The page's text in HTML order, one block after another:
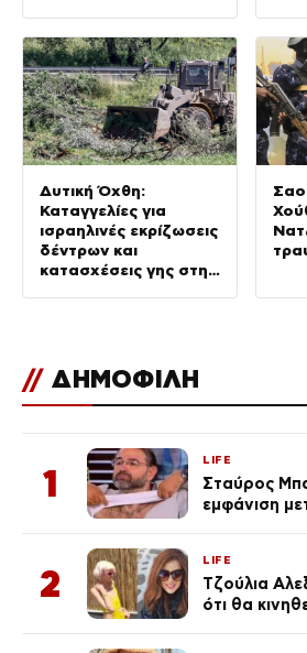
πυροβόλησε
Δυτική Όχθη:
Καταγγελίες για
ισραηλινές εκρίζωσεις
δέντρων και
κατασχέσεις γης στην
// ΔΗΜΟΦΙΛΗ
1
LIFE
Σταύρος
εμφάνιση
2
LIFE
Τζούλια
ότι θα